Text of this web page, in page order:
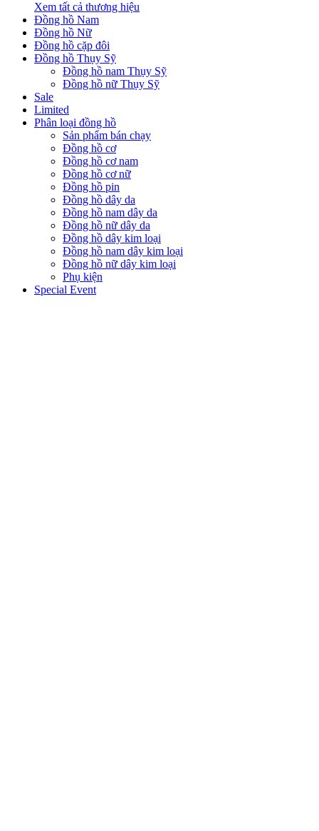
Xem tất cả thương hiệu
Đồng hồ Nam
Đồng hồ Nữ
Đồng hồ cặp đôi
Đồng hồ Thụy Sỹ
Đồng hồ nam Thụy Sỹ
Đồng hồ nữ Thụy Sỹ
Sale
Limited
Phân loại đồng hồ
Sản phẩm bán chạy
Đồng hồ cơ
Đồng hồ cơ nam
Đồng hồ cơ nữ
Đồng hồ pin
Đồng hồ dây da
Đồng hồ nam dây da
Đồng hồ nữ dây da
Đồng hồ dây kim loại
Đồng hồ nam dây kim loại
Đồng hồ nữ dây kim loại
Phụ kiện
Special Event